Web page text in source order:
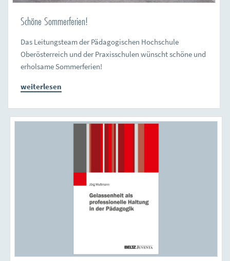
Schöne Sommerferien!
Das Leitungsteam der Pädagogischen Hochschule
Oberösterreich und der Praxisschulen wünscht schöne und
erholsame Sommerferien!
weiterlesen